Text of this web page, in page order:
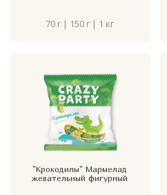
70 г | 150 г | 1 кг
"Крокодилы" Мармелад
жевательный фигурный